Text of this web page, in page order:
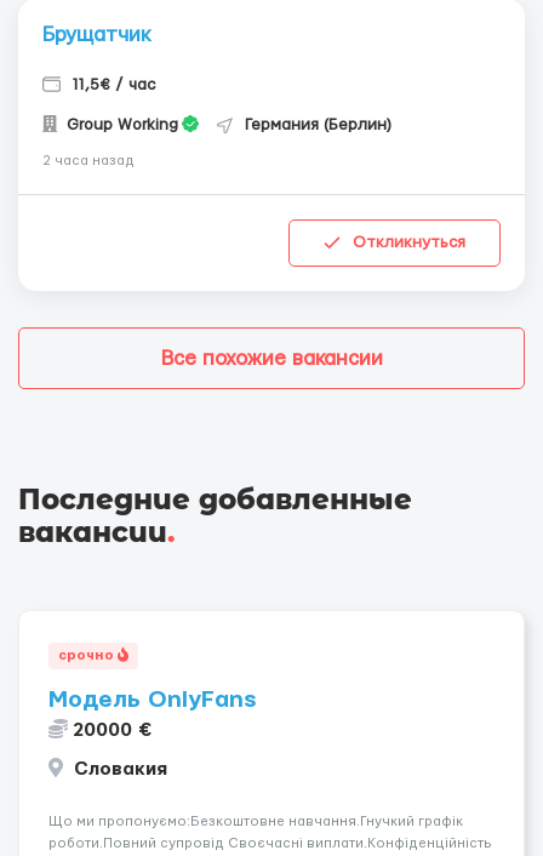
Брущатчик
11,5€ / час
Group Working Германия (Берлин)
2 часа назад
Откликнуться
Все похожие вакансии
Последние добавленные
вакансии.
срочно
Модель OnlyFans
20000 €
Словакия
Що ми пропонуємо:Безкоштовне навчання.Гнучкий графік
роботи.Повний супровід Своєчасні виплати.Конфіденційність